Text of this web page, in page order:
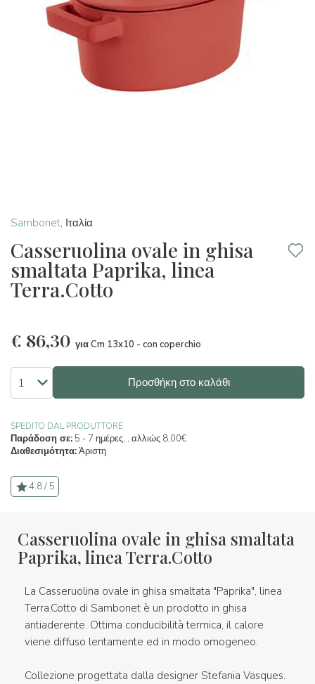
Sambonet, Ιταλία
Casseruolina ovale in ghisa
smaltata Paprika, linea
Terra.Cotto
€ 86,30 για Cm 13x10 - con coperchio
Προσθήκη στο καλάθι
SPEDITO DAL PRODUTTORE
Παράδοση σε: 5 - 7 ημέρες, , αλλιώς 8,00€
Διαθεσιμότητα:Άριστη
4.8 / 5
Casseruolina ovale in ghisa smaltata
Paprika, linea Terra.Cotto
La Casseruolina ovale in ghisa smaltata "Paprika", linea
Terra.Cotto di Sambonet è un prodotto in ghisa
antiaderente. Ottima conducibilità termica, il calore
viene diffuso lentamente ed in modo omogeneo.
Collezione progettata dalla designer Stefania Vasques.